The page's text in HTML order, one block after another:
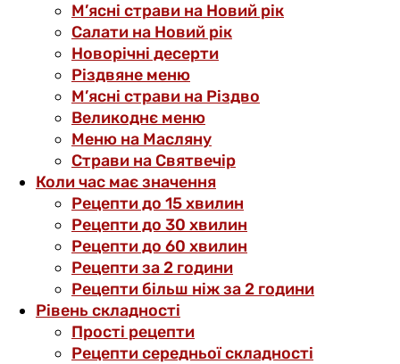
М’ясні страви на Новий рік
Салати на Новий рік
Новорічні десерти
Різдвяне меню
М’ясні страви на Різдво
Великоднє меню
Меню на Масляну
Страви на Святвечір
Коли час має значення
Рецепти до 15 хвилин
Рецепти до 30 хвилин
Рецепти до 60 хвилин
Рецепти за 2 години
Рецепти більш ніж за 2 години
Рівень складності
Прості рецепти
Рецепти середньої складності